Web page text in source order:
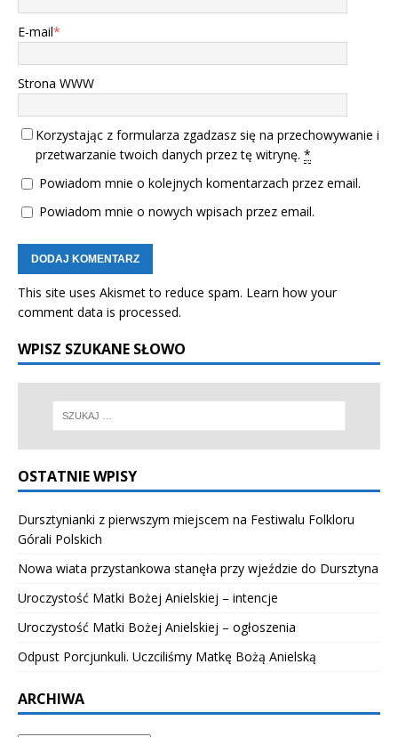
E-mail*
Strona WWW
Korzystając z formularza zgadzasz się na przechowywanie i
przetwarzanie twoich danych przez tę witrynę. *
Powiadom mnie o kolejnych komentarzach przez email.
Powiadom mnie o nowych wpisach przez email.
This site uses Akismet to reduce spam. Learn how your
comment data is processed.
WPISZ SZUKANE SŁOWO
OSTATNIE WPISY
Dursztynianki z pierwszym miejscem na Festiwalu Folkloru
Górali Polskich
Nowa wiata przystankowa stanęła przy wjeździe do Dursztyna
Uroczystość Matki Bożej Anielskiej – intencje
Uroczystość Matki Bożej Anielskiej – ogłoszenia
Odpust Porcjunkuli. Uczciliśmy Matkę Bożą Anielską
ARCHIWA